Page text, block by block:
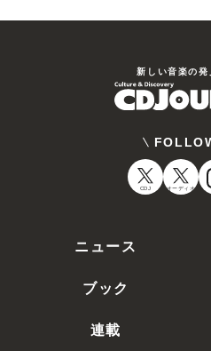
新しい⾳楽の
CDJ オーディオ
ニュース
ブック
連載